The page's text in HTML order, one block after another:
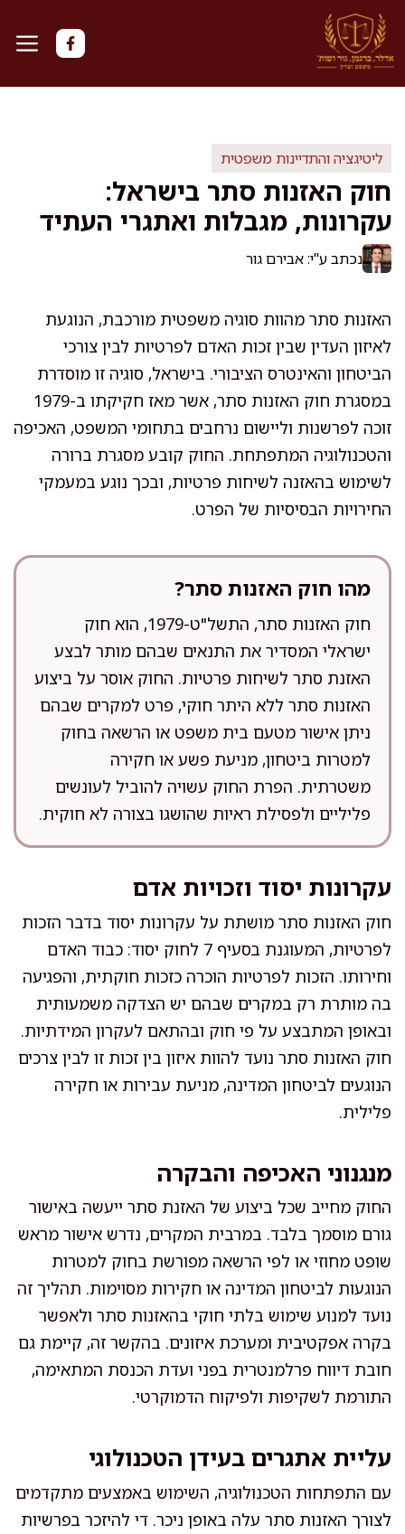
לדלג
לתוכן
ליטיגציה והתדיינות משפטית
חוק האזנות סתר בישראל:
עקרונות, מגבלות ואתגרי העתיד
נכתב ע"י: אבירם גור
האזנות סתר מהוות סוגיה משפטית מורכבת, הנוגעת
לאיזון העדין שבין זכות האדם לפרטיות לבין צורכי
הביטחון והאינטרס הציבורי. בישראל, סוגיה זו מוסדרת
במסגרת חוק האזנות סתר, אשר מאז חקיקתו ב-1979
זוכה לפרשנות וליישום נרחבים בתחומי המשפט, האכיפה
והטכנולוגיה המתפתחת. החוק קובע מסגרת ברורה
לשימוש בהאזנה לשיחות פרטיות, ובכך נוגע במעמקי
החירויות הבסיסיות של הפרט.
מהו חוק האזנות סתר?
חוק האזנות סתר, התשל"ט-1979, הוא חוק
ישראלי המסדיר את התנאים שבהם מותר לבצע
האזנת סתר לשיחות פרטיות. החוק אוסר על ביצוע
האזנות סתר ללא היתר חוקי, פרט למקרים שבהם
ניתן אישור מטעם בית משפט או הרשאה בחוק
למטרות ביטחון, מניעת פשע או חקירה
משטרתית. הפרת החוק עשויה להוביל לעונשים
פליליים ולפסילת ראיות שהושגו בצורה לא חוקית.
עקרונות יסוד וזכויות אדם
חוק האזנות סתר מושתת על עקרונות יסוד בדבר הזכות
לפרטיות, המעוגנת בסעיף 7 לחוק יסוד: כבוד האדם
וחירותו. הזכות לפרטיות הוכרה כזכות חוקתית, והפגיעה
בה מותרת רק במקרים שבהם יש הצדקה משמעותית
ובאופן המתבצע על פי חוק ובהתאם לעקרון המידתיות.
חוק האזנות סתר נועד להוות איזון בין זכות זו לבין צרכים
הנוגעים לביטחון המדינה, מניעת עבירות או חקירה
פלילית.
מנגנוני האכיפה והבקרה
החוק מחייב שכל ביצוע של האזנת סתר ייעשה באישור
גורם מוסמך בלבד. במרבית המקרים, נדרש אישור מראש
שופט מחוזי או לפי הרשאה מפורשת בחוק למטרות
הנוגעות לביטחון המדינה או חקירות מסוימות. תהליך זה
נועד למנוע שימוש בלתי חוקי בהאזנות סתר ולאפשר
בקרה אפקטיבית ומערכת איזונים. בהקשר זה, קיימת גם
חובת דיווח פרלמנטרית בפני ועדת הכנסת המתאימה,
התורמת לשקיפות ולפיקוח הדמוקרטי.
עליית אתגרים בעידן הטכנולוגי
עם התפתחות הטכנולוגיה, השימוש באמצעים מתקדמים
לצורך האזנות סתר עלה באופן ניכר. די להיזכר בפרשיות